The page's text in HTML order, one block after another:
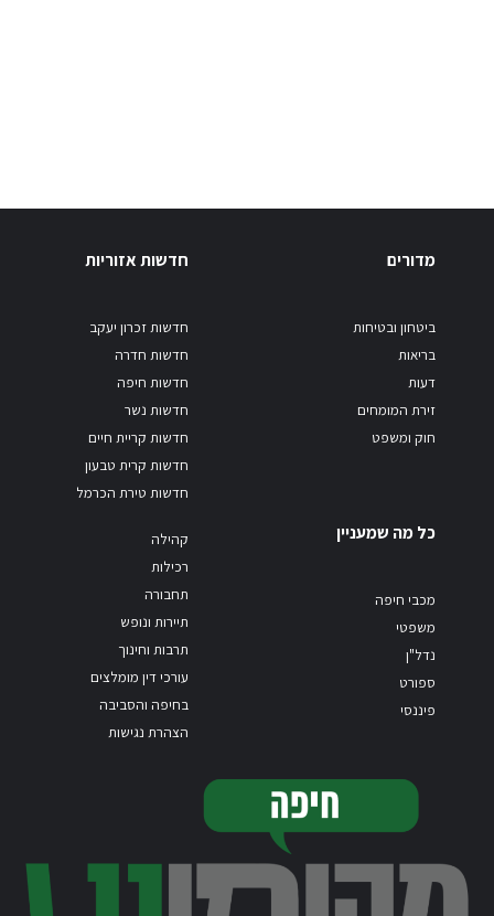
מדורים
ביטחון ובטיחות
בריאות
דעות
זירת המומחים
חוק ומשפט
חדשות אזוריות
חדשות זכרון יעקב
חדשות חדרה
חדשות חיפה
חדשות נשר
חדשות קריית חיים
חדשות קרית טבעון
חדשות טירת הכרמל
כל מה שמעניין
מכבי חיפה
משפטי
נדל"ן
ספורט
פיננסי
קהילה
רכילות
תחבורה
תיירות ונופש
תרבות וחינוך
עורכי דין מומלצים
בחיפה והסביבה
הצהרת נגישות